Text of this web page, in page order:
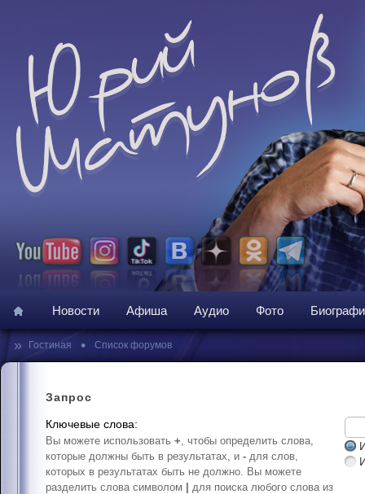
Новости Афиша Аудио Фото
» Гостиная • Список форумов
Запрос
Ключевые слова:
Вы можете использовать +, чтобы определить слова,
которые должны быть в результатах, и - для слов,
которых в результатах быть не должно. Вы можете
разделить слова символом
для поиска любого слова из